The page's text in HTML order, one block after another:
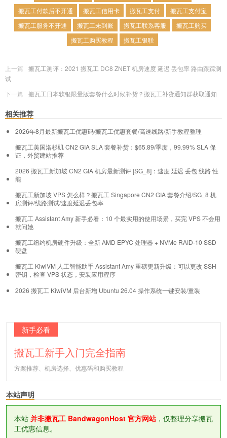
搬瓦工付款后不开通
搬瓦工信用卡 搬瓦工支付
搬瓦工支付宝
搬瓦工服务不开通
搬瓦工未到账 搬瓦工联系客服
搬瓦工购买
搬瓦工购买教程
搬瓦工银联
上一篇
搬瓦工测评：2021 搬瓦工 DC8 ZNET 机房速度 延迟 丢包率 路由跟踪测
试
下一篇
搬瓦工日本软银限量版套餐什么时候补货？搬瓦工补货通知群获取通知
相关推荐
2026年8月最新搬瓦工优惠码/搬瓦工优惠套餐/高速线路/新手教程整理
搬瓦工美国洛杉矶 CN2 GIA SLA 套餐补货：$65.89/季度，99.99% SLA 保
证，外贸建站推荐
2026 搬瓦工新加坡 CN2 GIA 机房最新测评 [SG_8]：速度 延迟 丢包 线路 性
能
搬瓦工新加坡 VPS 怎么样？搬瓦工 Singapore CN2 GIA 套餐介绍/SG_8 机
房测评/线路测试/速度延迟丢包率
搬瓦工 Assistant Amy 新手必看：10 个最实用的使用场景，买完 VPS 不会用
就问她
搬瓦工纽约机房硬件升级：全新 AMD EPYC 处理器 + NVMe RAID-10 SSD
硬盘
搬瓦工 KiwiVM 人工智能助手 Assistant Amy 重磅更新升级：可以更改 SSH
密钥，检查 VPS 状态，安装应用程序
2026 搬瓦工 KiwiVM 后台新增 Ubuntu 26.04 操作系统一键安装/重装
新手必看
搬瓦工新手入门完全指南
方案推荐、机房选择、优惠码和购买教程
本站声明
本站 并非搬瓦工 BandwagonHost 官方网站，仅整理分享搬瓦
工优惠信息。